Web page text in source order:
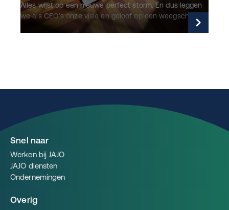
Alles wijst op een nieuwe perfect storm. En dus leggen
we als CEO’s onze visie en geloof op een weegschaal.
Snel naar
Werken bij JAJO
JAJO diensten
Ondernemingen
Overig